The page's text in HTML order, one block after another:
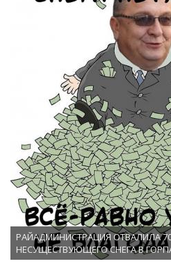
РАЙАДМИНИСТРАЦИЯ ОТВАЛИЛА
НЕСУЩЕСТВУЮЩЕГО СНЕГА В